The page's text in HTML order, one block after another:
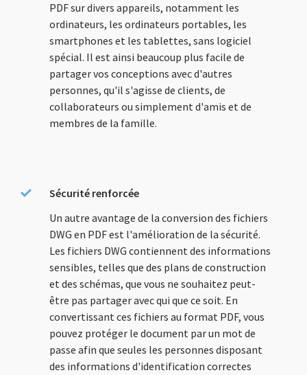
PDF sur divers appareils, notamment les
ordinateurs, les ordinateurs portables, les
smartphones et les tablettes, sans logiciel
spécial. Il est ainsi beaucoup plus facile de
partager vos conceptions avec d'autres
personnes, qu'il s'agisse de clients, de
collaborateurs ou simplement d'amis et de
membres de la famille.
Sécurité renforcée
Un autre avantage de la conversion des fichiers
DWG en PDF est l'amélioration de la sécurité.
Les fichiers DWG contiennent des informations
sensibles, telles que des plans de construction
et des schémas, que vous ne souhaitez peut-
être pas partager avec qui que ce soit. En
convertissant ces fichiers au format PDF, vous
pouvez protéger le document par un mot de
passe afin que seules les personnes disposant
des informations d'identification correctes